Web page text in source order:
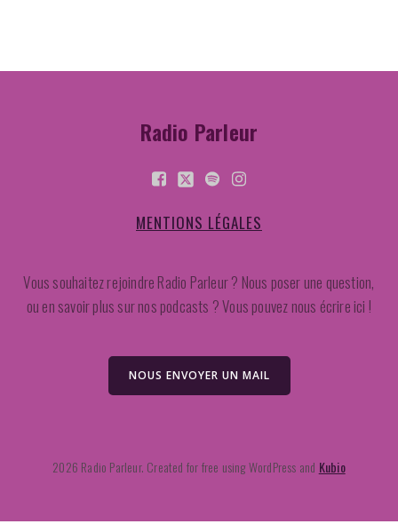
Radio Parleur
MENTIONS LÉGALES
Vous souhaitez rejoindre Radio Parleur ? Nous poser une question,
ou en savoir plus sur nos podcasts ? Vous pouvez nous écrire ici !
NOUS ENVOYER UN MAIL
2026 Radio Parleur. Created for free using WordPress and Kubio